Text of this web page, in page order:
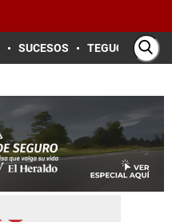
SUCESOS TEGUCIGALPA